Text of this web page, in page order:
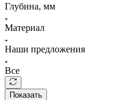
Глубина, мм
Материал
Наши предложения
Все
Показать